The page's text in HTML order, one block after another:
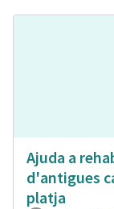
Ajuda a
d'antigues
platja